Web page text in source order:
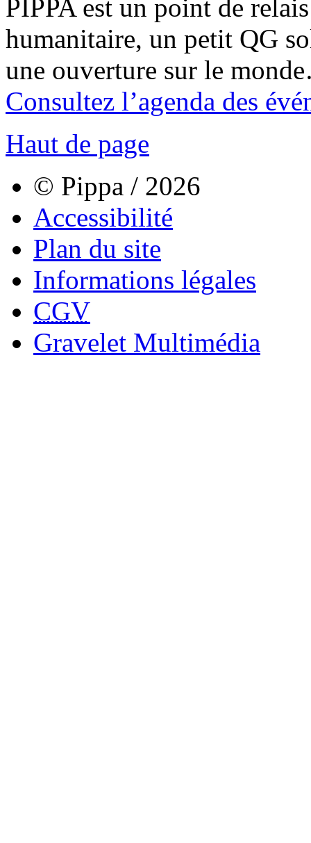
PIPPA est un point de
humanitaire, un petit QG
une ouverture sur le
Consultez l’agenda des
Haut de page
© Pippa / 2026
Accessibilité
Plan du site
Informations légales
CGV
Gravelet Multimédia